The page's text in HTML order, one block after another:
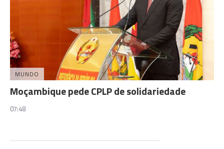
MUNDO
Moçambique pede CPLP de solidariedade
07:48